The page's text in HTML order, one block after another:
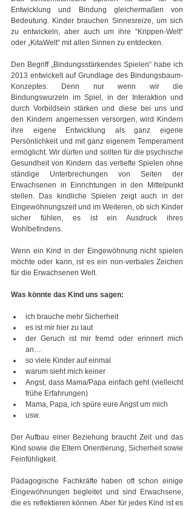
Entwicklung und Bindung gleichermaßen von
Bedeutung. Kinder brauchen Sinnesreize, um sich
zu entwickeln, aber auch um ihre “Krippen-Welt“
oder „KitaWelt“ mit allen Sinnen zu entdecken.
Den Begriff „Bindungsstärkendes Spielen“ habe ich
2013 entwickelt auf Grundlage des Bindungsbaum-
Konzeptes. Denn nur wenn wir die
Bindungswurzeln im Spiel, in der Interaktion und
durch Vorbildsein stärken und diese bei uns und
den Kindern angemessen versorgen, wird Kindern
ihre eigene Entwicklung als ganz eigene
Persönlichkeit und mit ganz eigenem Temperament
ermöglicht. Wir dürfen und sollten für die psychische
Gesundheit von Kindern das vertiefte Spielen ohne
ständige Unterbrechungen von Seiten der
Erwachsenen in Einrichtungen in den Mittelpunkt
stellen. Das kindliche Spielen zeigt auch in der
Eingewöhnungszeit und im Weiteren, ob sich Kinder
sicher fühlen, es ist ein Ausdruck ihres
Wohlbefindens.
Wenn ein Kind in der Eingewöhnung nicht spielen
möchte oder kann, ist es ein non-verbales Zeichen
für die Erwachsenen Welt.
Was könnte das Kind uns sagen:
ich brauche mehr Sicherheit
es ist mir hier zu laut
der Geruch ist mir fremd oder erinnert mich
an…
so viele Kinder auf einmal
warum sieht mich keiner
Angst, dass Mama/Papa einfach geht (vielleicht
frühe Erfahrungen)
Mama, Papa, ich spüre eure Angst um mich
usw.
Der Aufbau einer Beziehung braucht Zeit und das
Kind sowie die Eltern Orientierung, Sicherheit sowie
Feinfühligkeit.
Pädagogische Fachkräfte haben oft schon einige
Eingewöhnungen begleitet und sind Erwachsene,
die es reflektieren können. Aber für jedes Kind ist es